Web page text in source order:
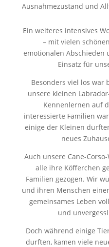
Ausnahmezustand und
Ein weiteres intensives
– mit vielen
emotionalen Abschieden
Einsatz für
Besonders viel los war
unsere kleinen
Kennenlernen auf
interessierte Familien
einige der Kleinen
neues
Auch unsere Cane-
alle ihre Köfferchen
Familien gezogen. Wir
und ihren Menschen
gemeinsames Leben
und
Doch während einige
durften, kamen viele